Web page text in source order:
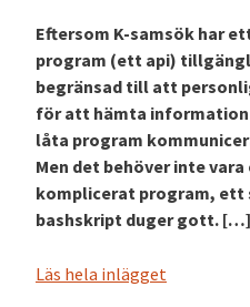
Eftersom K-samsök har
program (ett api)
begränsad till att
för att hämta
låta program
Men det behöver inte
komplicerat program, ett
bashskript duger gott. […]
Läs hela inlägget